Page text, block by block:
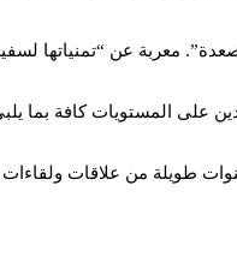
معربة عن “تمنياتها
على المستويات كافة بما